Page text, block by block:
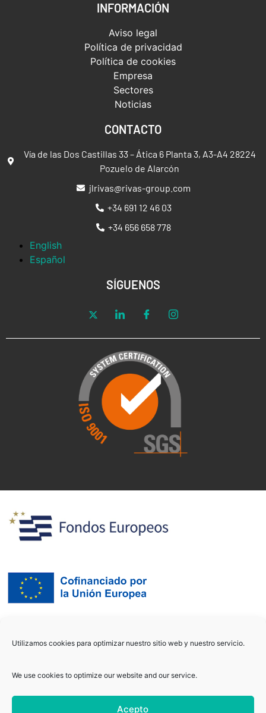
Utilizamos cookies para optimizar nuestro sitio web y nuestro servicio.
We use cookies to optimize our website and our service.
Acepto
INFORMACIÓN
Aviso legal
Política de privacidad
Política de cookies
Empresa
Sectores
Noticias
CONTACTO
Vía de las Dos Castillas 33 – Ática 6 Planta 3, A3-A4 28224
Pozuelo de Alarcón
jlrivas@rivas-group.com
+34 691 12 46 03
+34 656 658 778
English
Español
SÍGUENOS